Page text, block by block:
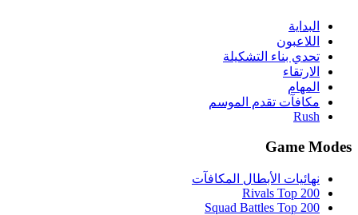
البداية
اللاعبون
تحدي بناء التشكيلة
الارتقاء
المهام
مكافآت تقدم الموسم
Rush
Game Modes
نهائيات الأبطال المكافآت
Rivals Top 200
Squad Battles Top 200